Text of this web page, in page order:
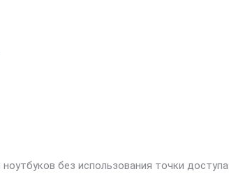
без использования точки доступа